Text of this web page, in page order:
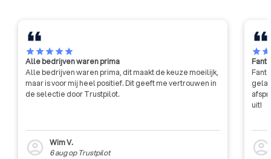
create distinctive
means being open
experimenting
compositions,
editing
afraid to push the
starstarstarstarstar
Alle bedrijven waren prima
Alle bedrijven waren prima, dit maakt de keuze moeilijk,
maar is voor mij heel positief. Dit geeft me vertrouwen in
de selectie door Trustpilot.
account_circle
Wim V.
6 augop Trustpilot
starstar
uit!
account_circle